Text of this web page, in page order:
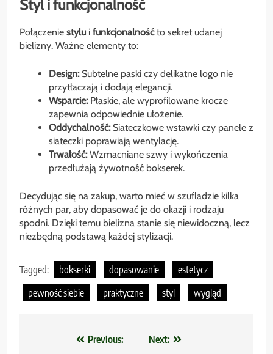
Styl i funkcjonalność
Połączenie stylu i funkcjonalnośćto sekret udanej
bielizny. Ważne elementy to:
Design:Subtelne paski czy delikatne logo nie
przytłaczają i dodają elegancji.
Wsparcie:Płaskie, ale wyprofilowane krocze
zapewnia odpowiednie ułożenie.
Oddychalność:Siateczkowe wstawki czy panele z
siateczki poprawiają wentylację.
Trwałość:Wzmacniane szwy i wykończenia
przedłużają żywotność bokserek.
Decydując się na zakup, warto mieć w szufladzie kilka
różnych par, aby dopasować je do okazji i rodzaju
spodni. Dzięki temu bielizna stanie się niewidoczną, lecz
niezbędną podstawą każdej stylizacji.
Tagged: bokserki dopasowanie
estetycz
pewność siebie
praktyczne styl wygląd
NawigacjaPrevious:
Next: